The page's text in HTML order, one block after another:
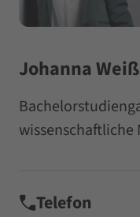
Johanna
Telefon